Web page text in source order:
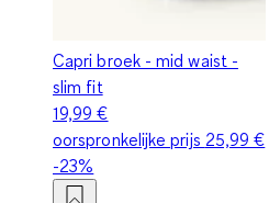
Capri broek - mid waist -
slim fit
19,99 €
oorspronkelijke prijs 25,99 €
-23%